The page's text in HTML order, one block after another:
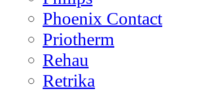
Phoenix Contact
Priotherm
Rehau
Retrika